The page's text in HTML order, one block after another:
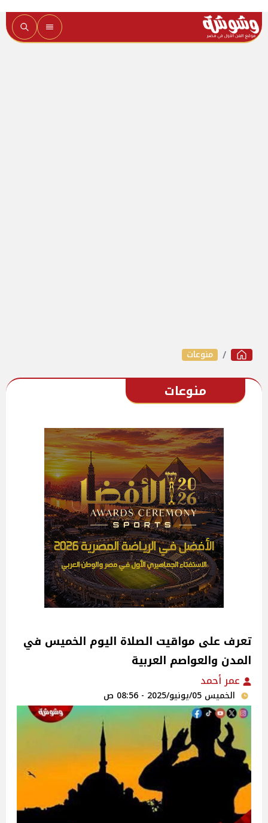
منوعات
منوعات
تعرف على مواقيت الصلاة اليوم الخميس في
المدن والعواصم العربية
عمر أحمد
الخميس 05/يونيو/2025 - 08:56 ص